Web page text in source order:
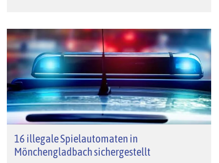
16 illegale Spielautomaten in
Mönchengladbach sichergestellt